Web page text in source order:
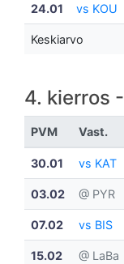
24.01 vs KOU
Keskiarvo
4. kierros
PVM Vast.
30.01 vs KAT
03.02 @ PYR
07.02 vs BIS
15.02 @ LaBa